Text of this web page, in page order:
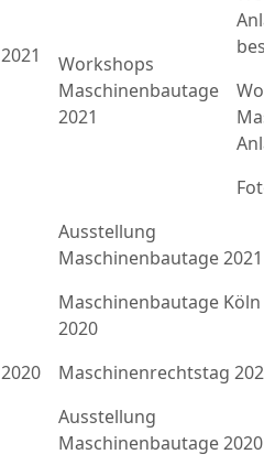
2021
Workshops
Maschinenbautage
2021
Ausstellung
Maschinenbautage 2021
2020
Maschinenbautage Köln
2020
Maschinenrechtstag
Ausstellung
Maschinenbautage 2020